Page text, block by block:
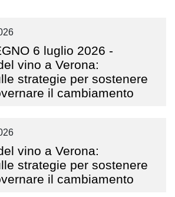
6 luglio 2026 -
vino a Verona:
strategie per sostenere
il cambiamento
vino a Verona:
strategie per sostenere
il cambiamento